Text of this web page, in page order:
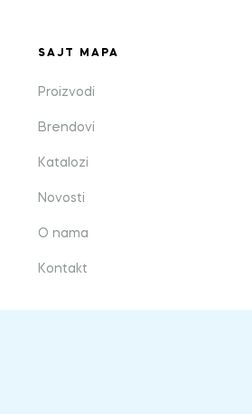
SAJT MAPA
Proizvodi
Brendovi
Katalozi
Novosti
O nama
Kontakt